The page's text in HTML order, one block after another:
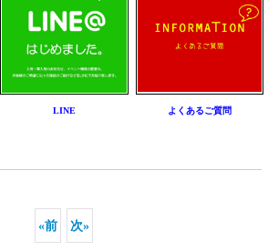
LINE よくあるご質問
«前 次»